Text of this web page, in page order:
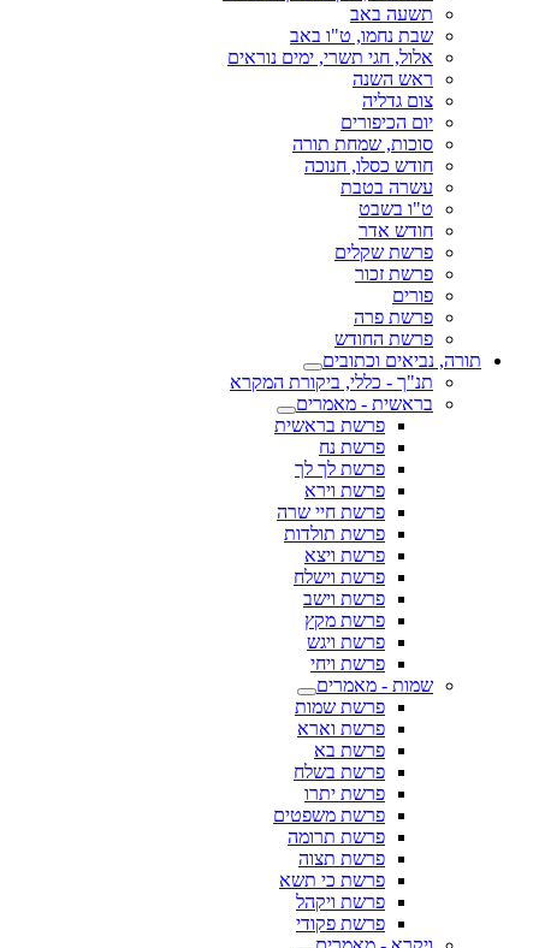
תשעה באב
שבת נחמו, ט"ו באב
אלול, חגי תשרי, ימים נוראים
ראש השנה
צום גדליה
יום הכיפורים
סוכות, שמחת תורה
חודש כסלו, חנוכה
עשרה בטבת
ט"ו בשבט
חודש אדר
פרשת שקלים
פרשת זכור
פורים
פרשת פרה
פרשת החודש
תורה, נביאים וכתובים
תנ"ך - כללי, ביקורת המקרא
בראשית - מאמרים
פרשת בראשית
פרשת נח
פרשת לך לך
פרשת וירא
פרשת חיי שרה
פרשת תולדות
פרשת ויצא
פרשת וישלח
פרשת וישב
פרשת מקץ
פרשת ויגש
פרשת ויחי
שמות - מאמרים
פרשת שמות
פרשת וארא
פרשת בא
פרשת בשלח
פרשת יתרו
פרשת משפטים
פרשת תרומה
פרשת תצוה
פרשת כי תשא
פרשת ויקהל
פרשת פקודי